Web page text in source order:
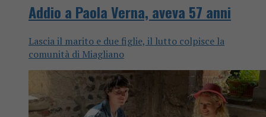
Addio a Paola Verna, aveva 57 anni
Lascia il marito e due figlie, il lutto colpisce la
comunità di Miagliano